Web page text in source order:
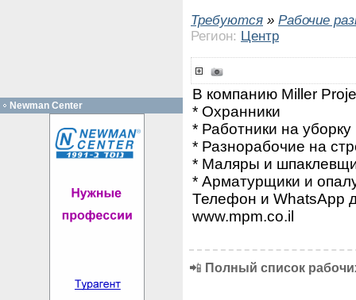
Требуются » Рабочие
Регион: Центр
В компанию Miller
* Охранники
* Работники на уборку
* Разнорабочие на
* Маляры и
* Арматурщики и
Телефон и WhatsApp
www.mpm.co.il
📲 Полный список
Newman Center